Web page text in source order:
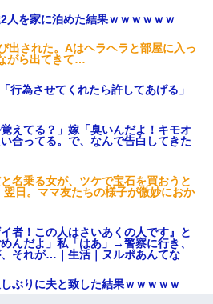
人を家に泊めた結果ｗｗｗｗｗｗ
出された。Aはヘラヘラと部屋に入っ
がら出てきて…
行為させてくれたら許してあげる」
えてる？」嫁「臭いんだよ！キモオ
合ってる。で、なんで告白してきた
名乗る女が、ツケで宝石を買おうと
日。ママ友たちの様子が微妙におか
者！この人はさいあくの人です』と
んだよ」私「はあ」→警察に行き、
、それが…｜生活｜ヌルポあんてな
ぶりに夫と致した結果ｗｗｗｗｗ